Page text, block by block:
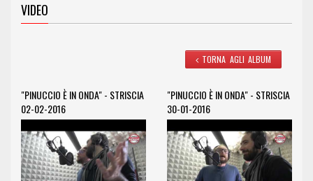
VIDEO
TORNA AGLI ALBUM
"PINUCCIO È IN ONDA" - STRISCIA
02-02-2016
"PINUCCIO È IN ONDA" - STRISCIA
30-01-2016